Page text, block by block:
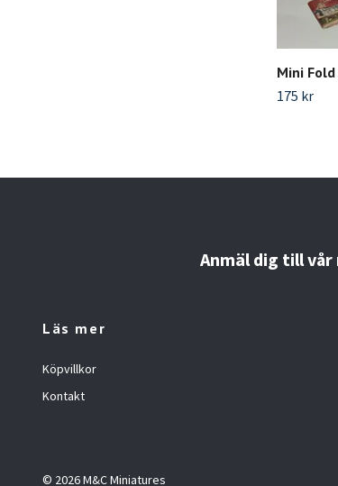
Mini
175 kr
Anmäl dig till
Läs mer
Köpvillkor
Kontakt
© 2026 M&C Miniatures